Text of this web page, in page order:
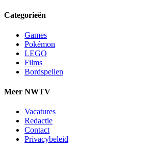
Categorieën
Games
Pokémon
LEGO
Films
Bordspellen
Meer NWTV
Vacatures
Redactie
Contact
Privacybeleid